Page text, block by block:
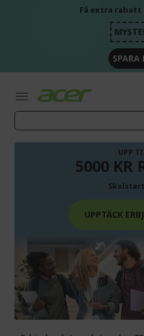
Få extra rabatt
SPARA
UPP
5000 KR
UPPTÄCK